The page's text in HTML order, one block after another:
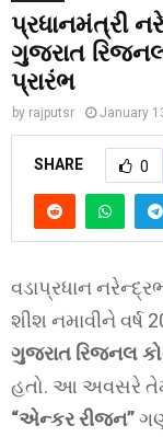
પ્રધાનમંત્રી
ગુજરાત
પ્રારંભ
by rajputsr January
SHARE 0
વડાપ્રધાન
શીશ નમાવીને
ગુજરાત રિજનલ
હતો. આ અવસરે
“એન્કર રીજન”